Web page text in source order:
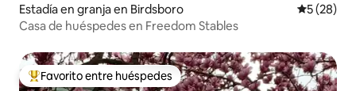
Estadía en granja en Birdsboro
5 (28)
Casa de huéspedes en Freedom Stables
Favorito entre huéspedes preferido
Favorito entre huéspedes